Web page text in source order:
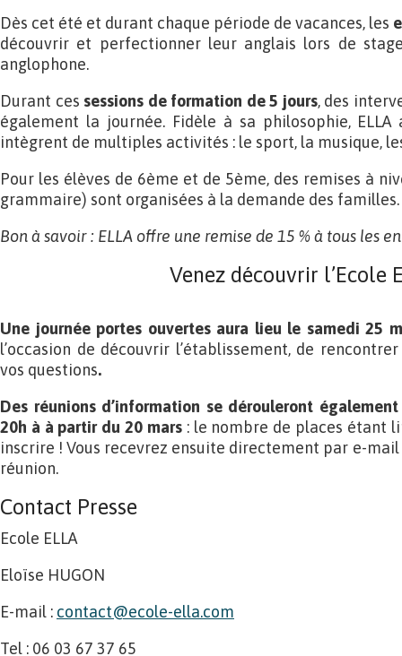
Dès cet été et durant chaque période de vacances, les
découvrir et perfectionner leur anglais lors de
anglophone.
Durant ces sessions de formation de 5 jours, des
également la journée. Fidèle à sa philosophie,
intègrent de multiples activités : le sport, la musique,
Pour les élèves de 6ème et de 5ème, des remises à
grammaire) sont organisées à la demande des familles.
Bon à savoir : ELLA offre une remise de 15 % à tous les
Venez découvrir l’Ecole
Une journée portes ouvertes aura lieu le samedi 25
l’occasion de découvrir l’établissement, de
vos questions.
Des réunions d’information se dérouleront
20h à à partir du 20 mars: le nombre de places étant
inscrire ! Vous recevrez ensuite directement par e-mail
réunion.
Contact Presse
Ecole ELLA
Eloïse HUGON
E-mail : contact@ecole-ella.com
Tel : 06 03 67 37 65